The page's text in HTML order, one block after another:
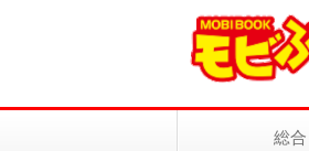
総合